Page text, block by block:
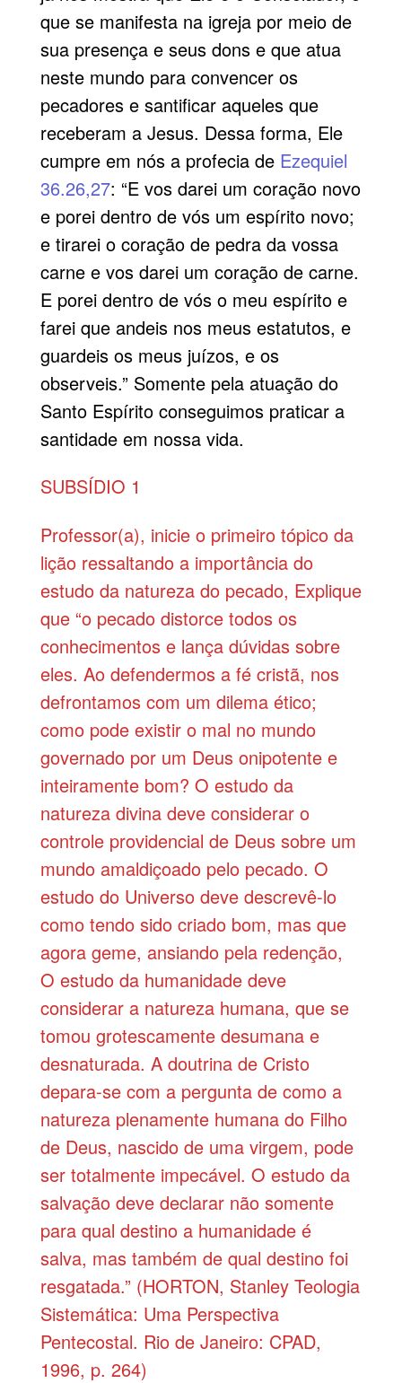
que se manifesta na igreja por meio de
sua presença e seus dons e que atua
neste mundo para convencer os
pecadores e santificar aqueles que
receberam a Jesus. Dessa forma, Ele
cumpre em nós a profecia de Ezequiel
36.26,27: “E vos darei um coração novo
e porei dentro de vós um espírito novo;
e tirarei o coração de pedra da vossa
carne e vos darei um coração de carne.
E porei dentro de vós o meu espírito e
farei que andeis nos meus estatutos, e
guardeis os meus juízos, e os
observeis.” Somente pela atuação do
Santo Espírito conseguimos praticar a
santidade em nossa vida.
SUBSÍDIO 1
Professor(a), inicie o primeiro tópico da
lição ressaltando a importância do
estudo da natureza do pecado, Explique
que “o pecado distorce todos os
conhecimentos e lança dúvidas sobre
eles. Ao defendermos a fé cristã, nos
defrontamos com um dilema ético;
como pode existir o mal no mundo
governado por um Deus onipotente e
inteiramente bom? O estudo da
natureza divina deve considerar o
controle providencial de Deus sobre um
mundo amaldiçoado pelo pecado. O
estudo do Universo deve descrevê-lo
como tendo sido criado bom, mas que
agora geme, ansiando pela redenção,
O estudo da humanidade deve
considerar a natureza humana, que se
tomou grotescamente desumana e
desnaturada. A doutrina de Cristo
depara-se com a pergunta de como a
natureza plenamente humana do Filho
de Deus, nascido de uma virgem, pode
ser totalmente impecável. O estudo da
salvação deve declarar não somente
para qual destino a humanidade é
salva, mas também de qual destino foi
resgatada.” (HORTON, Stanley Teologia
Sistemática: Uma Perspectiva
Pentecostal. Rio de Janeiro: CPAD,
1996, p. 264)